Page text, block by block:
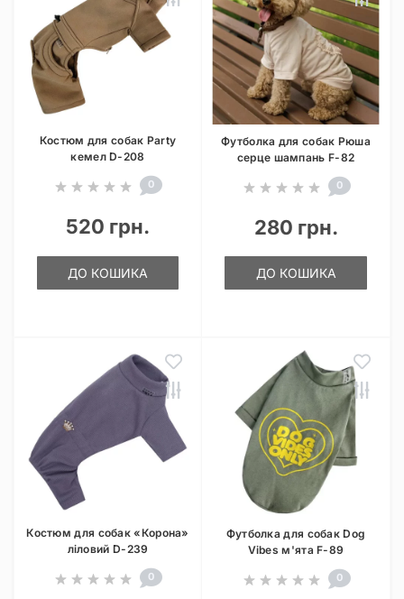
Костюм для собак Party
кемел D-208
0
520 грн.
ДО КОШИКА
Футболка для собак Рюша
серце шампань F-82
0
280 грн.
ДО КОШИКА
Костюм для собак «Корона»
ліловий D-239
0
Футболка для собак Dog
Vibes м'ята F-89
0